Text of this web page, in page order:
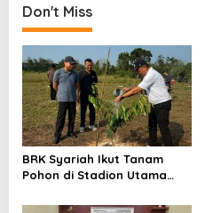
Don't Miss
BRK Syariah Ikut Tanam
Pohon di Stadion Utama
Lingkungan Hidup